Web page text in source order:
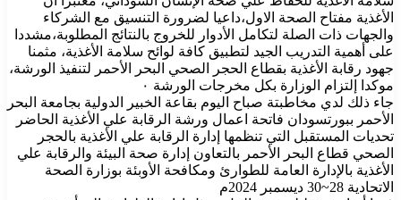
الأغذية مفتاح الصحة الاول،داعيا لضرورة التنسيق مع الشركاء
والجهات ذات الصلة لتكامل الأدوار للخروج بالنتائج المطلوبة،مشددا
على أهمية التدريب الجيد لتطبيق كافة لوائح سلامة الأغذية، مثمنا
جهود رقابة الأغذية بقطاع الحجر الصحي البحر الأحمر لتنفيذ الورشة،
موكدا إلتزام الوزارة بكل مخرجات الورشة ٠
جاء ذلك لدي مخاطبتة صباح اليوم بقاعة الخبير الدولية بجامعة البحر
الأحمر ببورتسودان فاتحة اعمال ورشة الرقابة علي الأغذية الحاضر
تحديات المستقبل التي تنظمها إدارة الرقابة علي الأغذية بالحجر
الصحي قطاع البحر الأحمر بالتعاون إدارة صحة البيئة والرقابة علي
الأغذية بالإدارة العامة للطوارئ ومكافحة الأوبئة بوزارة الصحة
الاتحادية 28~30 ديسمبر 2024م